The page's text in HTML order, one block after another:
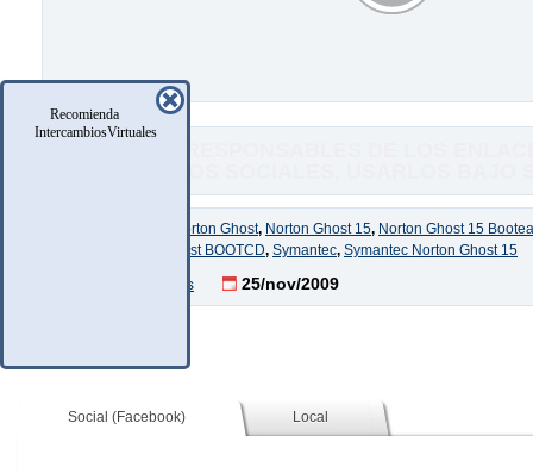
Recomienda
IntercambiosVirtuales
Norton Ghost, Norton Ghost 15, Norton Ghost 15
Norton Ghost BOOTCD, Symantec, Symantec Norton Ghost 15
83 Comentarios 25/nov/2009
Social (Facebook) Local